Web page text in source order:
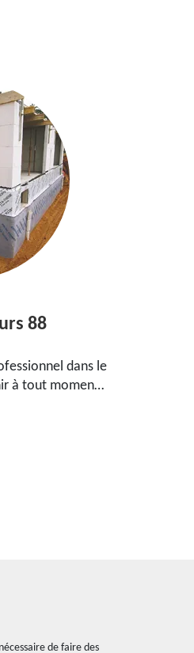
88
dans le
à tout moment
faire
de faire des